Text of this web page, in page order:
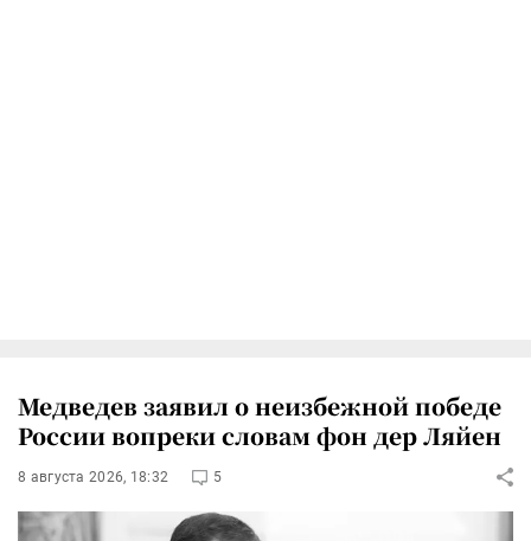
Медведев заявил о неизбежной победе
России вопреки словам фон дер Ляйен
8 августа 2026, 18:32 5